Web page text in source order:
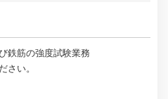
鉄筋の強度試験業務
い。